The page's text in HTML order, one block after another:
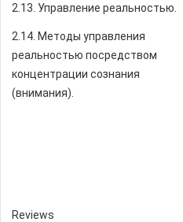
2.13. Управление реальностью.
2.14. Методы управления
реальностью посредством
концентрации сознания
(внимания).
Reviews